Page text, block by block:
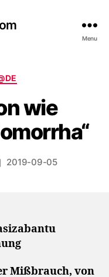
Menu
wie
2019-09-05
Mißbrauch, von